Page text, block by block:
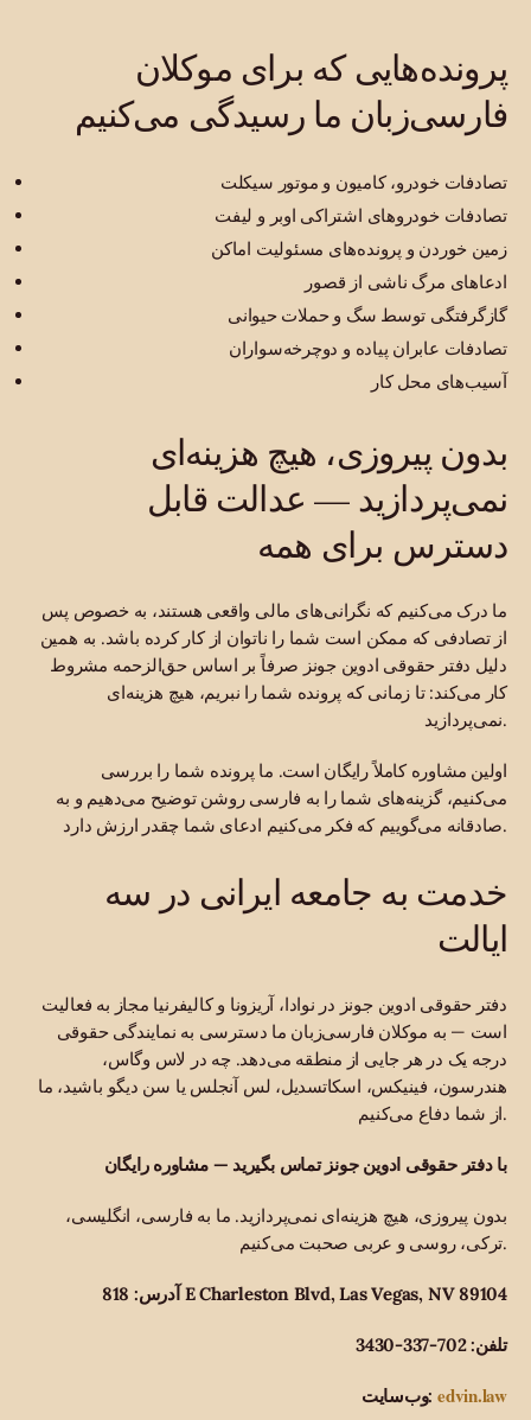
پرونده‌هایی که برای موکلان
فارسی‌زبان ما رسیدگی می‌کنیم
تصادفات خودرو، کامیون و موتور سیکلت
تصادفات خودروهای اشتراکی اوبر و لیفت
زمین خوردن و پرونده‌های مسئولیت اماکن
ادعاهای مرگ ناشی از قصور
گازگرفتگی توسط سگ و حملات حیوانی
تصادفات عابران پیاده و دوچرخه‌سواران
آسیب‌های محل کار
بدون پیروزی، هیچ هزینه‌ای
نمی‌پردازید — عدالت قابل
دسترس برای همه
ما درک می‌کنیم که نگرانی‌های مالی واقعی هستند، به خصوص پس
از تصادفی که ممکن است شما را ناتوان از کار کرده باشد. به همین
دلیل دفتر حقوقی ادوین جونز صرفاً بر اساس حق‌الزحمه مشروط
کار می‌کند: تا زمانی که پرونده شما را نبریم، هیچ هزینه‌ای
نمی‌پردازید.
اولین مشاوره کاملاً رایگان است. ما پرونده شما را بررسی
می‌کنیم، گزینه‌های شما را به فارسی روشن توضیح می‌دهیم و به
صادقانه می‌گوییم که فکر می‌کنیم ادعای شما چقدر ارزش دارد.
خدمت به جامعه ایرانی در سه
ایالت
دفتر حقوقی ادوین جونز در نوادا، آریزونا و کالیفرنیا مجاز به فعالیت
است — به موکلان فارسی‌زبان ما دسترسی به نمایندگی حقوقی
درجه یک در هر جایی از منطقه می‌دهد. چه در لاس وگاس،
هندرسون، فینیکس، اسکاتسدیل، لس آنجلس یا سن دیگو باشید، ما
از شما دفاع می‌کنیم.
با دفتر حقوقی ادوین جونز تماس بگیرید — مشاوره رایگان
بدون پیروزی، هیچ هزینه‌ای نمی‌پردازید. ما به فارسی، انگلیسی،
ترکی، روسی و عربی صحبت می‌کنیم.
آدرس: 818 E Charleston Blvd, Las Vegas, NV 89104
تلفن: 702-337-3430
وب‌سایت:edvin.law